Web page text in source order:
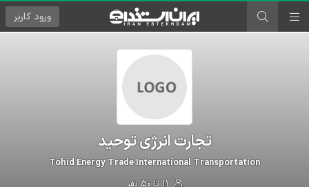
ورود کاربر
تجارت انرژی توحید
Tohid Energy Trade International Transportation